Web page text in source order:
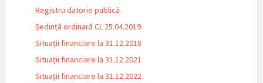
Registru datorie publică
Ședință ordinară CL 25.04.2019
Situații financiare la 31.12.2018
Situaţii financiare la 31.12.2021
Situaţii financiare la 31.12.2022